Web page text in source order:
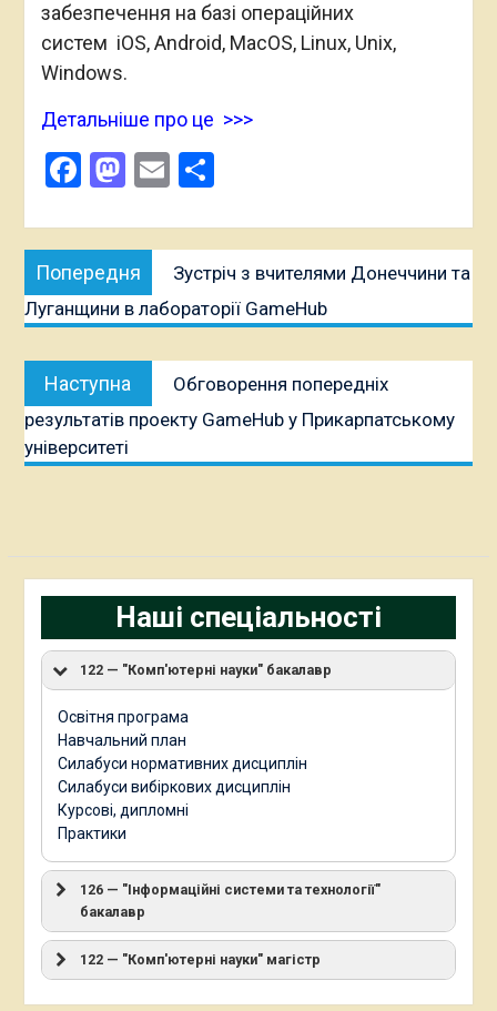
забезпечення на базі операційних
систем iOS, Android, MacOS, Linux, Unix,
Windows.
Детальніше про це >>>
Facebook
Mastodon
EmailПоділитися
Навігація
записів
Попередня
публікація:
Зустріч з вчителями Донеччини та
Луганщини в лабораторії GameHub
Наступна
Наступна
публікація:
Обговорення попередніх
результатів проекту GameHub у Прикарпатському
університеті
Наші спеціальності
122 — "Комп'ютерні науки" бакалавр
Освітня програма
Навчальний план
Силабуси нормативних дисциплін
Силабуси вибіркових дисциплін
Курсові, дипломні
Практики
126 — "Інформаційні системи та технології"
бакалавр
122 — "Комп'ютерні науки" магістр